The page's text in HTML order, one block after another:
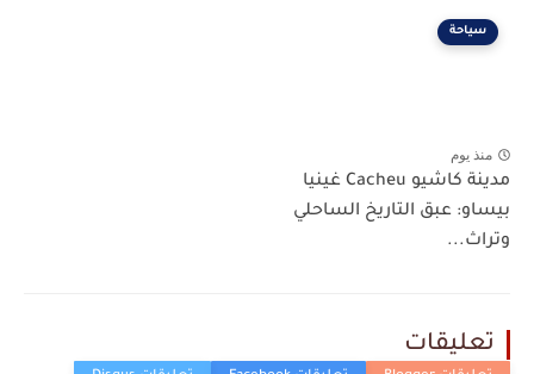
سياحة
منذ يوم
مدينة كاشيو Cacheu غينيا
بيساو: عبق التاريخ الساحلي
وتراث...
تعليقات